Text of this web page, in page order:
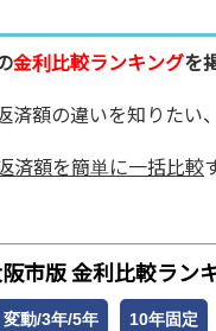
金利比較ランキングを
額の違いを知りたい
済額を簡単に一括比較
市版 金利比較ラン
変動/3年/5年 10年固定